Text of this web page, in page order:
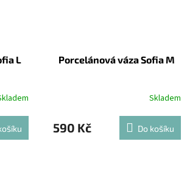
L Porcelánová váza Sofia M
Skladem
590 Kč Do košíku